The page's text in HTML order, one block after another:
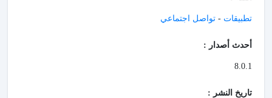
تطبيقات - تواصل اجتماعي
أحدث أصدار :
8.0.1
تاريخ النشر :